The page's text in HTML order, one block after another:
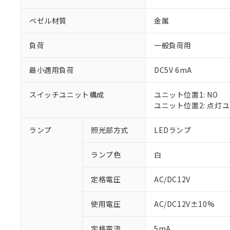
ベゼル材質 金属
負荷 一般負荷用
最小適用負荷 DC5V 6mA
スイッチユニット構成
ユニット位置1: NO
ユニット位置2: 点灯
ランプ 照光部方式 LEDランプ
ランプ色 白
定格電圧 AC/DC12V
使用電圧 AC/DC12V±10%
ご利用条件
以下の条件をお読
※1 対応状況
対応予定：EU
対応予定なし：
調査・確認中：
非該当品：ライセ
※1 中国